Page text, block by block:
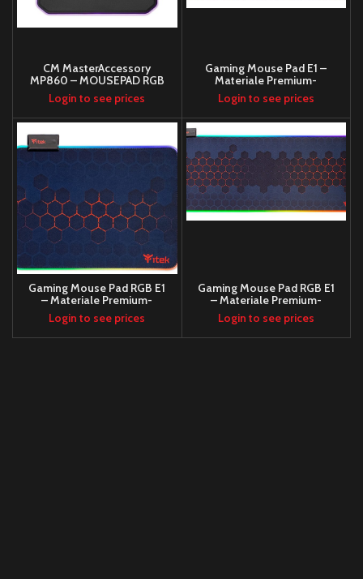
CM MasterAccessory
MP860 – MOUSEPAD RGB
MEDIUM
Login to see prices
Gaming Mouse Pad E1 –
Materiale Premium-
Antiscivolo- Massima
Precisione-
900x400x3mm
Login to see prices
Gaming Mouse Pad RGB E1
– Materiale Premium-
Antiscivolo- Massima
Precisione- RGB con 12
modalità- 350x250x3mm
Login to see prices
Gaming Mouse Pad RGB E1
– Materiale Premium-
Antiscivolo- Massima
Precisione- RGB con 12
modalità- 800x300x3mm
Login to see prices